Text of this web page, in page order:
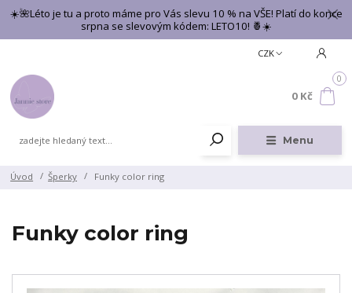
☀️🌺Léto je tu a proto máme pro Vás slevu 10 % na VŠE! Platí do konce
srpna se slevovým kódem: LETO10! 🍍☀️
Menu
CZK
0
0 Kč
Úvod Šperky Funky color ring
Funky color ring